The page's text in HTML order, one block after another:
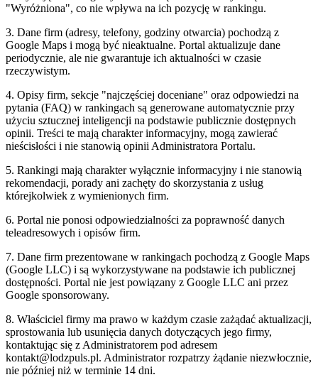
"Wyróżniona", co nie wpływa na ich pozycję w rankingu.
3. Dane firm (adresy, telefony, godziny otwarcia) pochodzą z
Google Maps i mogą być nieaktualne. Portal aktualizuje dane
periodycznie, ale nie gwarantuje ich aktualności w czasie
rzeczywistym.
4. Opisy firm, sekcje "najczęściej doceniane" oraz odpowiedzi na
pytania (FAQ) w rankingach są generowane automatycznie przy
użyciu sztucznej inteligencji na podstawie publicznie dostępnych
opinii. Treści te mają charakter informacyjny, mogą zawierać
nieścisłości i nie stanowią opinii Administratora Portalu.
5. Rankingi mają charakter wyłącznie informacyjny i nie stanowią
rekomendacji, porady ani zachęty do skorzystania z usług
którejkolwiek z wymienionych firm.
6. Portal nie ponosi odpowiedzialności za poprawność danych
teleadresowych i opisów firm.
7. Dane firm prezentowane w rankingach pochodzą z Google Maps
(Google LLC) i są wykorzystywane na podstawie ich publicznej
dostępności. Portal nie jest powiązany z Google LLC ani przez
Google sponsorowany.
8. Właściciel firmy ma prawo w każdym czasie zażądać aktualizacji,
sprostowania lub usunięcia danych dotyczących jego firmy,
kontaktując się z Administratorem pod adresem
kontakt@lodzpuls.pl. Administrator rozpatrzy żądanie niezwłocznie,
nie później niż w terminie 14 dni.